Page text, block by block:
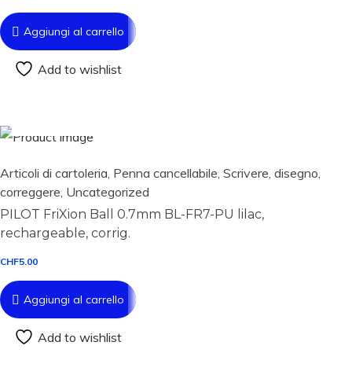
Aggiungi al carrello
Add to wishlist
Articoli di cartoleria Penna cancellabile Scrivere, disegno,
correggere Uncategorized
PILOT FriXion Ball 0.7mm BL-FR7-PU lilac,
rechargeable, corrig.
CHF5.00
Aggiungi al carrello
Add to wishlist